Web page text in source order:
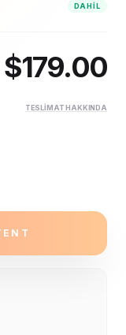
DAHIL
$179.00
TESLIMAT HAKKINDA